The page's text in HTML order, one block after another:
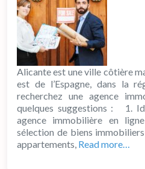
Alicante est une ville côtière
est de l’Espagne, dans la
recherchez une agence
quelques suggestions : 1.
agence immobilière en
sélection de biens
appartements, Read more…